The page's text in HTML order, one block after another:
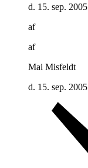
d. 15. sep. 2005
af
af
Mai Misfeldt
d. 15. sep. 2005